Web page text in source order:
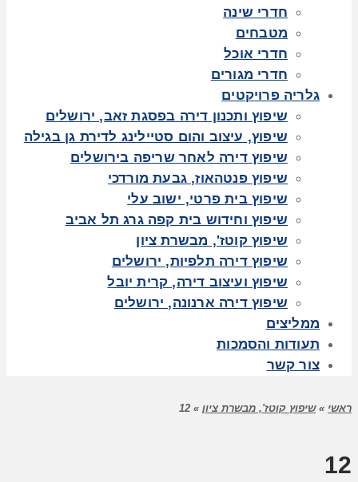
חדרי שינה
מטבחים
חדרי אוכל
חדרי מגורים
גלריה פרויקטים
שיפוץ ותכנון דירה בפסגת זאב, ירושלים
שיפוץ, עיצוב והום סטיילינג לדירת גן בגילה
שיפוץ דירה לאחר שריפה בירושלים
שיפוץ פנטהאוז, גבעת מורדכי
שיפוץ בית פרטי, ישוב עלי
שיפוץ וחידוש בית קפה גרג תל אביב
שיפוץ קוטז', מבשרת ציון
שיפוץ דירה תלפיות, ירושלים
שיפוץ ועיצוב דירה, קרית יובל
שיפוץ דירה ארנונה, ירושלים
ממליצים
תעודות והסמכות
צור קשר
ראשי » שיפוץ קוטז', מבשרת ציון »
12
12